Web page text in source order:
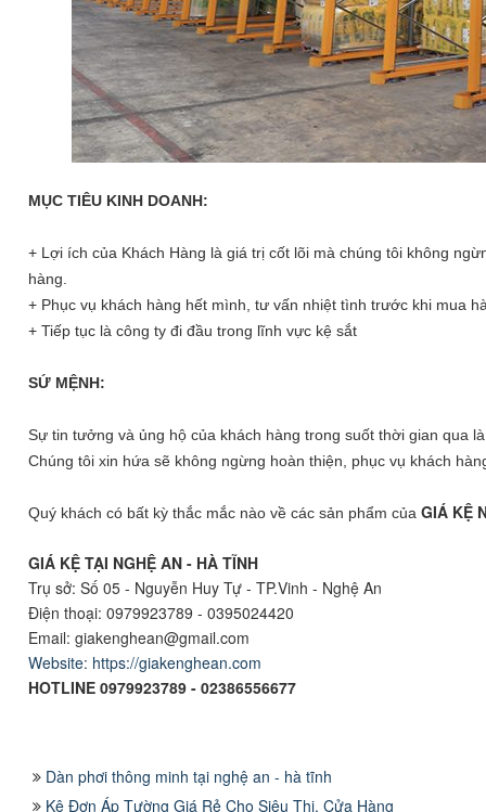
MỤC TIÊU KINH DOANH:
+ Lợi ích của Khách Hàng là giá trị cốt lõi mà chúng tôi không
hàng.
+ Phục vụ khách hàng hết mình, tư vấn nhiệt tình trước khi mua
+ Tiếp tục là công ty đi đầu trong lĩnh vực kệ sắt
SỨ MỆNH:
Sự tin tưởng và ủng hộ của khách hàng trong suốt thời gian qua
Chúng tôi xin hứa sẽ không ngừng hoàn thiện, phục vụ khách
Quý khách có bất kỳ thắc mắc nào về các sản phẩm của GIÁ KỆ
GIÁ KỆ TẠI NGHỆ AN - HÀ TĨNH
Trụ sở: Số 05 - Nguyễn Huy Tự - TP.Vinh - Nghệ An
Điện thoại: 0979923789 - 0395024420
Email: giakenghean@gmail.com
Website: https://giakenghean.com
HOTLINE 0979923789 - 02386556677
Dàn phơi thông minh tại nghệ an - hà tĩnh
Kệ Đơn Áp Tường Giá Rẻ Cho Siêu Thị, Cửa Hàng